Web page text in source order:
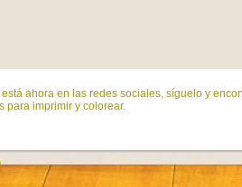
está ahora en las redes sociales, síguelo y
para imprimir y colorear.